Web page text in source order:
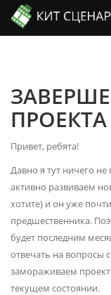
ПРОЕКТА
Привет, ребята!
Давно я тут ничего
активно развиваем
хотите) и он уже
предшественника.
будет последним
отвечать на вопросы
замораживаем проект
текущем состоянии.